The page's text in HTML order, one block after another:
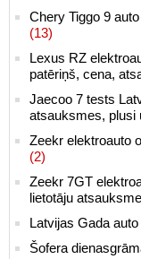
Chery Tiggo 9
(13)
Lexus RZ
patēriņš, cena,
Jaecoo 7 tests
atsauksmes, plusi
Zeekr elektroauto
(2)
Zeekr 7GT
lietotāju
Latvijas Gada
Šofera